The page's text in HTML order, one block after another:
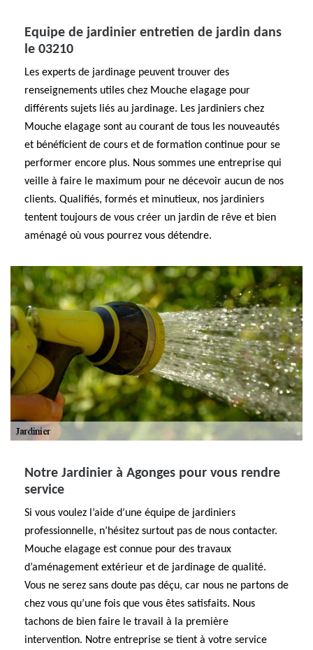
Equipe de jardinier entretien de jardin dans
le 03210
Les experts de jardinage peuvent trouver des
renseignements utiles chez Mouche elagage pour
différents sujets liés au jardinage. Les jardiniers chez
Mouche elagage sont au courant de tous les nouveautés
et bénéficient de cours et de formation continue pour se
performer encore plus. Nous sommes une entreprise qui
veille à faire le maximum pour ne décevoir aucun de nos
clients. Qualifiés, formés et minutieux, nos jardiniers
tentent toujours de vous créer un jardin de rêve et bien
aménagé où vous pourrez vous détendre.
Notre Jardinier à Agonges pour vous rendre
service
Si vous voulez l’aide d’une équipe de jardiniers
professionnelle, n’hésitez surtout pas de nous contacter.
Mouche elagage est connue pour des travaux
d’aménagement extérieur et de jardinage de qualité.
Vous ne serez sans doute pas déçu, car nous ne partons de
chez vous qu’une fois que vous êtes satisfaits. Nous
tachons de bien faire le travail à la première
intervention. Notre entreprise se tient à votre service